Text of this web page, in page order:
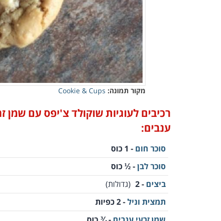
מקור תמונה: Cookie & Cups
רכיבים לעוגיות שוקולד צ'יפס עם שמן
ענבים:
סוכר חום - 1 כוס
סוכר לבן- ½ כוס
ביצים - 2
(גדולות)
תמצית וניל- 2 כפיות